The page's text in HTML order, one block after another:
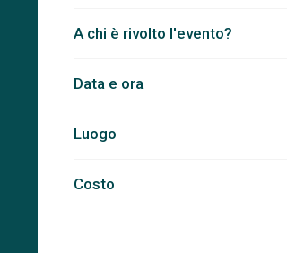
A chi è rivolto l'evento?
Data e ora
Luogo
Costo